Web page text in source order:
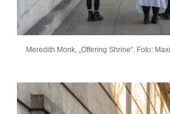
Meredith Monk, „Offering Shrine“. Foto: